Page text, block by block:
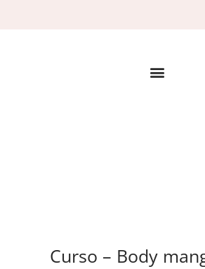
Curso – Body